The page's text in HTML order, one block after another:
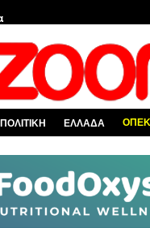
EviaZoom.gr
κόσμο
και όλη την Εύβοια
την Ελλάδα
ΠΟΛΙΤΙΚΗ ΕΛΛΑΔΑ